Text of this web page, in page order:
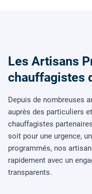
Les Artisans
chauffagistes
Depuis de nombreuses
auprès des particuliers
chauffagistes
soit pour une urgence,
programmés, nos
rapidement avec un
transparents.